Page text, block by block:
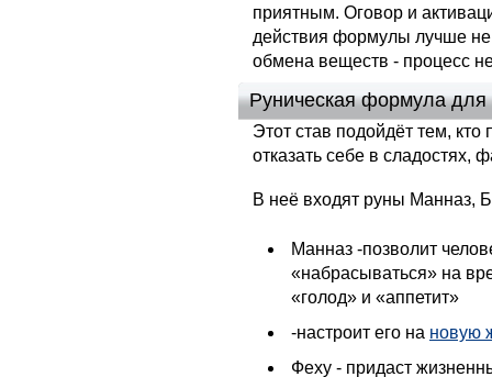
приятным. Оговор и
действия формулы лучше не
обмена веществ - процесс
Руническая формула
Этот став подойдёт тем,
отказать себе в сладостях,
В неё входят руны Манназ,
Манназ -позволит
«набрасываться» на
«голод» и «аппетит»
-настроит его на новую
Феху - придаст